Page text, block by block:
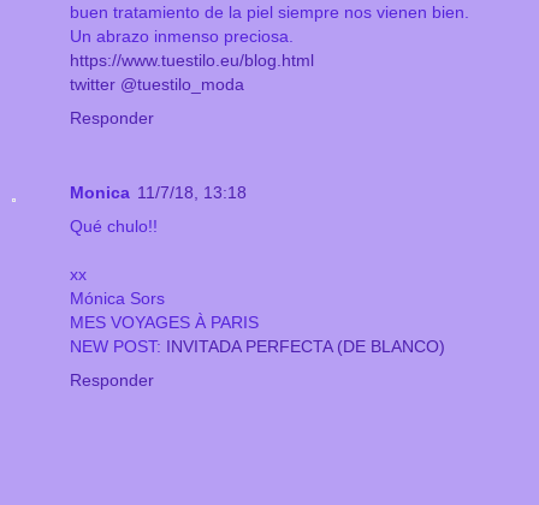
buen tratamiento de la piel siempre nos vienen bien.
Un abrazo inmenso preciosa.
https://www.tuestilo.eu/blog.html
twitter @tuestilo_moda
Responder
Monica 11/7/18, 13:18
Qué chulo!!
xx
Mónica Sors
MES VOYAGES À PARIS
NEW POST: INVITADA PERFECTA (DE BLANCO)
Responder